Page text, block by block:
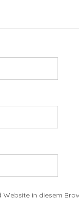
Website in diesem